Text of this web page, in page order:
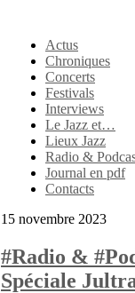
Actus
Chroniques
Concerts
Festivals
Interviews
Le Jazz et…
Lieux Jazz
Radio &
Journal en pdf
Contacts
15 novembre 2023
#Radio &
Spéciale